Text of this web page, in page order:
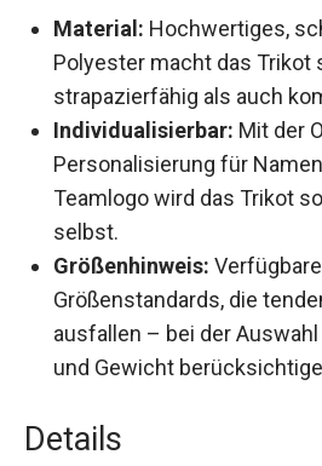
Polyester macht das Trikot
strapazierfähig als auch
Individualisierbar: Mit der
Personalisierung für
Teamlogo wird das Trikot
selbst.
Größenhinweis:
Größenstandards, die
ausfallen – bei der Auswahl
und Gewicht
Details